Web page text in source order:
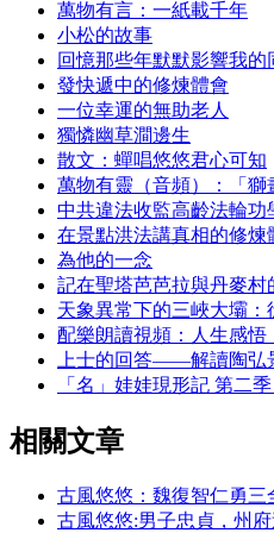
萬物有言：一紙載千年
小松的故事
回憶那些年默默影響我的
發快遞中的修煉體會
一位幸運的無助老人
獨憐幽草澗邊生
散文：蟬唱悠悠君心可知
萬物有靈（音頻）：「獅
中共違法收監高齡法輪功
在景點洪法講真相的修煉
為他的一念
記在聖塔芭芭拉與丹麥村
天象異常下的三峽大壩：
配樂朗讀視頻：人生感悟
上士的回答——解讀陶弘
「名」娃娃現形記 第二季
相關文章
古風悠悠：魏復智仁勇三
古風悠悠:男子忠貞，州